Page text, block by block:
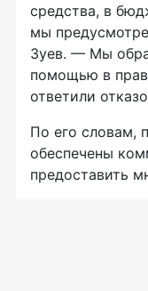
средства, в
мы
Зуев. — Мы
помощью в
ответили
По его словам,
обеспечены
предоставить